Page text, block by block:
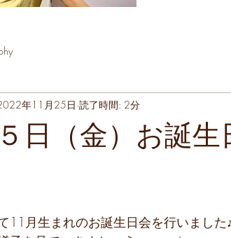
日（金）お誕生
年11月25日 読了時間: 2分
11月生まれのお誕生日会を行いました